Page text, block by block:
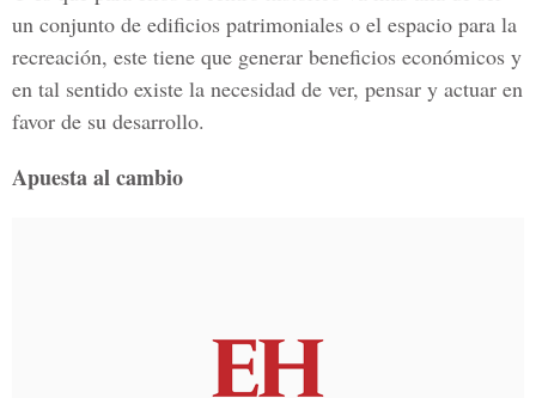
un conjunto de edificios patrimoniales o el espacio para la
recreación, este tiene que generar beneficios económicos y
en tal sentido existe la necesidad de ver, pensar y actuar en
favor de su desarrollo.
Apuesta al cambio